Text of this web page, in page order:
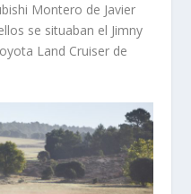
Montero de Javier
se situaban el Jimny
Land Cruiser de